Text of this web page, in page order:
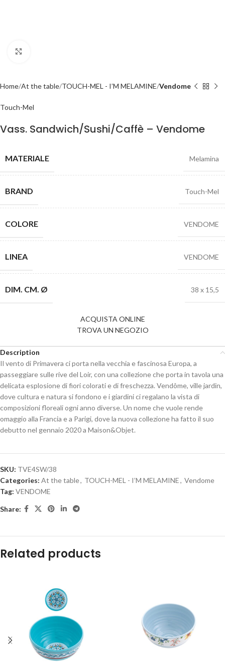
Home At the table TOUCH-MEL - I’M MELAMINE Vendome
Touch-Mel
Vass. Sandwich/Sushi/Caffè – Vendome
MATERIALE Melamina
BRAND Touch-Mel
COLORE VENDOME
LINEA VENDOME
DIM. CM. Ø 38 x 15,5
ACQUISTA ONLINE
TROVA UN NEGOZIO
Description
Il vento di Primavera ci porta nella vecchia e fascinosa Europa, a
passeggiare sulle rive del Loir, con una collezione che porta in tavola una
delicata esplosione di fiori colorati e di freschezza. Vendôme, ville jardin,
dove cultura e natura si fondono e i giardini ci regalano la vista di
composizioni floreali ogni anno diverse. Un nome che vuole rende
omaggio alla Francia e a Parigi, dove la nuova collezione ha fatto il suo
debutto nel gennaio 2020 a Maison&Objet.
SKU: TVE4SW/38
Categories: At the table, TOUCH-MEL - I’M MELAMINE, Vendome
Tag: VENDOME
Share:
Related products